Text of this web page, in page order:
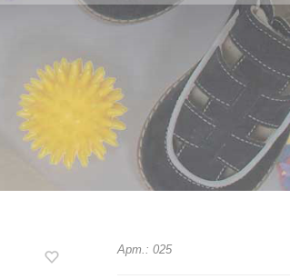
Арт.: 025